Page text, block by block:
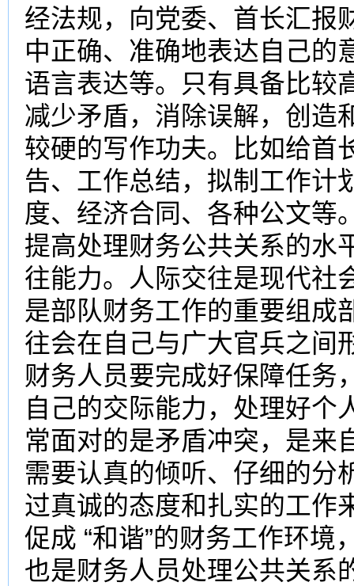
经法规，向党委、首长汇报
中正确、准确地表达自己的
语言表达等。只有具备比较
减少矛盾，消除误解，创造
较硬的写作功夫。比如给首
告、工作总结，拟制工作计
度、经济合同、各种公文等
提高处理财务公共关系的水
往能力。人际交往是现代社
是部队财务工作的重要组成
往会在自己与广大官兵之间
财务人员要完成好保障任务
自己的交际能力，处理好个
常面对的是矛盾冲突，是来
需要认真的倾听、仔细的分
过真诚的态度和扎实的工作
促成 “和谐”的财务工作环
也是财务人员处理公共关系